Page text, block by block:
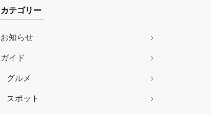
カテゴリー
お知らせ
ガイド
グルメ
スポット